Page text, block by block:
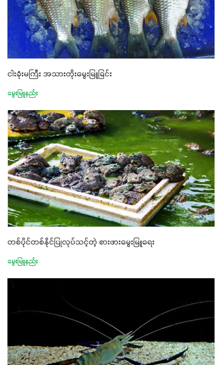
ငါးခုံးမကြီး အသားတိုးမွေးမြူခြင်း
မွေးမြူနည်း
တစ်ပိုင်တစ်နိုင်ပြုလုပ်သင့်တဲ့ စားဖားမွေးမြူရေး
မွေးမြူနည်း